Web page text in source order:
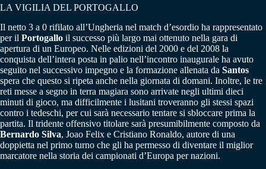
LA VIGILIA DEL PORTOGALLO
Il netto 3 a 0 rifilato all’Ungheria nel match d’esordio ha rappresentato
per il Portogallo il successo più largo mai ottenuto nella gara di
apertura di un Europeo. Nelle edizioni del 2000 e del 2008 la
conquista dell’intera posta in palio nell’incontro inaugurale ha avuto
seguito nel successivo impegno e la formazione allenata da Santos
spera che questo si ripeta anche nella giornata di domani. Inoltre, le tre
reti messe a segno in terra magiara sono arrivate negli ultimi dieci
minuti di gioco, ma difficilmente i lusitani troveranno gli stessi spazi
contro i tedeschi, per cui sarà necessario tentare si sbloccare prima la
partita. Il tridente offensivo titolare sarà presumibilmente composto da
Bernardo Silva, Joao Felix e Cristiano Ronaldo, autore di una
doppietta nel primo turno che gli ha permesso di diventare il miglior
marcatore nella storia dei campionati d’Europa per nazioni.